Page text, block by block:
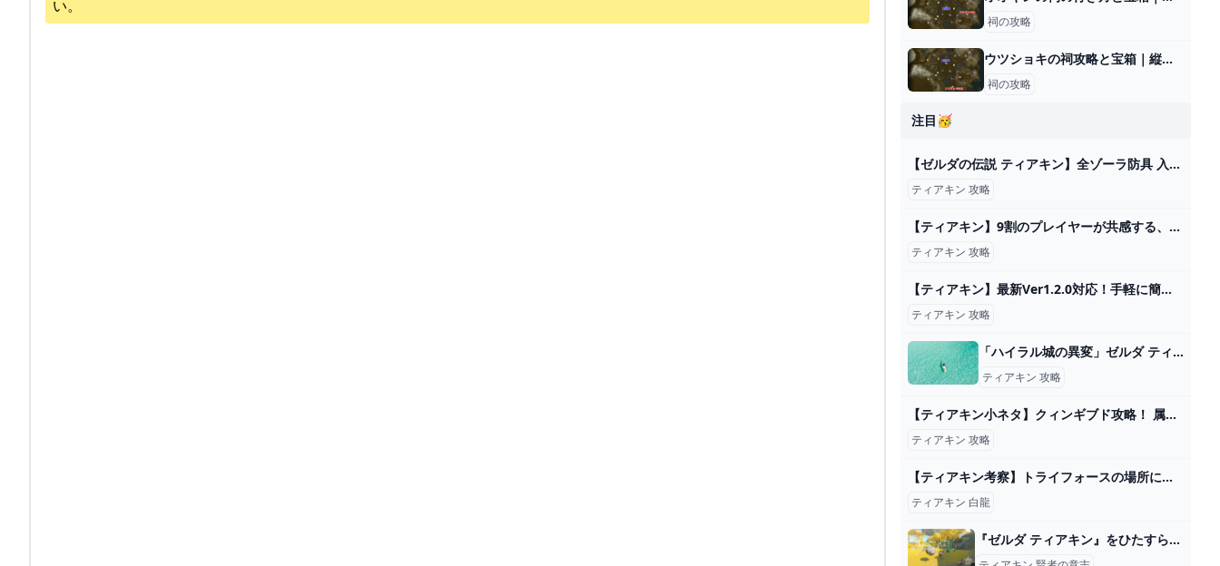
い。
祠の攻略
ウツショキの祠攻略と宝箱｜縦に横に
祠の攻略
注目🥳
【ゼルダの伝説 ティアキン】全ゾーラ防具 入手法・入手場所【攻略・小ネタ・検証】【ゼルダの伝説 ティアーズオブザキングダム】【ティアキン】【totk】【ゼルダ】 - YouTube
ティアキン 攻略
【ティアキン】9割のプレイヤーが共感する、ティアキンでイライラしたこと15選【ゼルダの伝説ティアーズオブザキングダム/ティアキン】【ゆっくり解説】 - YouTube
ティアキン 攻略
【ティアキン】最新Ver1.2.0対応！手軽に簡単に無限増殖させる最強の方法【ゼルダの伝説 ティアーズ オブ ザ キングダム】【Zelda Tears of the Kingdom】攻略 - YouTube
ティアキン 攻略
「ハイラル城の異変」ゼルダ ティアキン攻略「メインチャレンジ編」【ゼルダの伝説ティアーズオブザキングダム攻略】 GameGamingGames
ティアキン 攻略
【ティアキン小ネタ】クィンギブド攻略！ 属性キースの目玉で簡単に【ゼルダの伝説】 - GAME Watch
ティアキン 攻略
【ティアキン考察】トライフォースの場所についてなぜゼルダ姫が持っていたの？ – ゲーム攻略のかけら
ティアキン 白龍
『ゼルダ ティアキン』をひたすら20時間やった正直な感想…│SWITCH速報